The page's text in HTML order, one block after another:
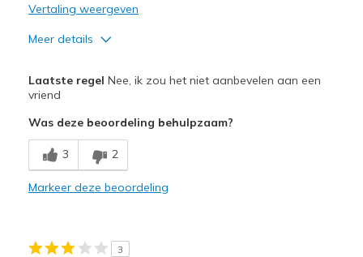
Vertaling weergeven
Meer details
Attractive Design
Comfortable
Stylish
Minpunten
Beste toepassingen
Laatste regel Nee, ik zou het niet aanbevelen aan een
vriend
Was deze beoordeling behulpzaam?
3 2
Markeer deze beoordeling
3